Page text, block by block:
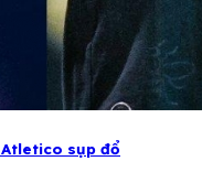
sụp đổ